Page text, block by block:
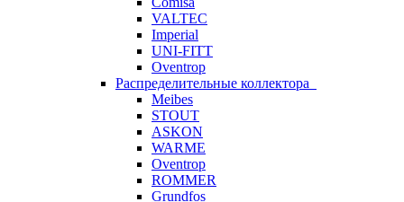
VALTEC
Imperial
UNI-FITT
Oventrop
Распределительные коллектора
Meibes
STOUT
ASKON
WARME
Oventrop
ROMMER
Grundfos